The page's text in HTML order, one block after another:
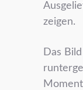
zeigen.
Das